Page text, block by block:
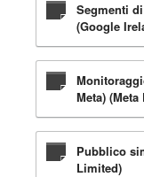
Segmenti
(Google
Meta)
Pubblico
Limited)